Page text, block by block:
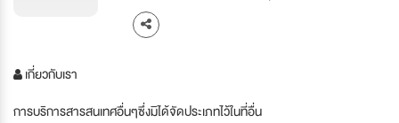
เกี่ยวกับเรา
การบริการสารสนเทศอื่นๆซึ่งมิได้จัดประเภทไว้ในที่อื่น